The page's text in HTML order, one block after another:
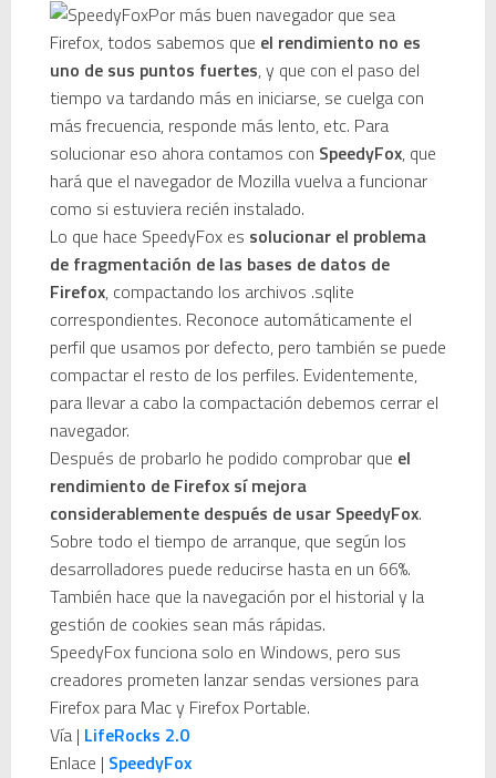
Mi tercer año poniendo ritmo en la Trobada Empresarial al Pirineu 🎧✨
Una noche mágica en el Celler de Raimat
Carlos Giménez recibe la Gran Cruz de Alfonso X el Sabio: homenaje al maestro de la historieta española
Nova temporada 5 de Deejays de Lleida
Por más buen navegador que sea
Firefox, todos sabemos que el rendimiento no es
uno de sus puntos fuertes, y que con el paso del
tiempo va tardando más en iniciarse, se cuelga con
más frecuencia, responde más lento, etc. Para
solucionar eso ahora contamos con SpeedyFox, que
hará que el navegador de Mozilla vuelva a funcionar
como si estuviera recién instalado.
Lo que hace SpeedyFox es solucionar el problema
de fragmentación de las bases de datos de
Firefox, compactando los archivos .sqlite
correspondientes. Reconoce automáticamente el
perfil que usamos por defecto, pero también se puede
compactar el resto de los perfiles. Evidentemente,
para llevar a cabo la compactación debemos cerrar el
navegador.
Después de probarlo he podido comprobar que el
rendimiento de Firefox sí mejora
considerablemente después de usar SpeedyFox.
Sobre todo el tiempo de arranque, que según los
desarrolladores puede reducirse hasta en un 66%.
También hace que la navegación por el historial y la
gestión de cookies sean más rápidas.
SpeedyFox funciona solo en Windows, pero sus
creadores prometen lanzar sendas versiones para
Firefox para Mac y Firefox Portable.
Vía | LifeRocks 2.0
Enlace | SpeedyFox